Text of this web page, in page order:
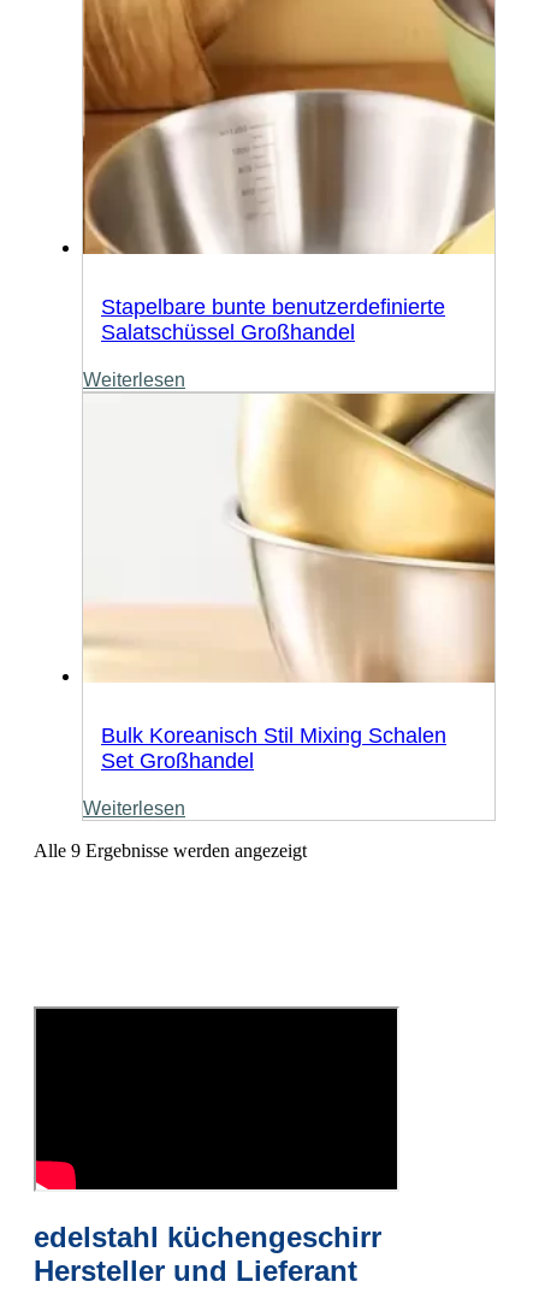
Stapelbare bunte benutzerdefinierte
Salatschüssel Großhandel
Weiterlesen
Bulk Koreanisch Stil Mixing Schalen
Set Großhandel
Weiterlesen
Alle 9 Ergebnisse werden angezeigt
edelstahl küchengeschirr
Hersteller und Lieferant